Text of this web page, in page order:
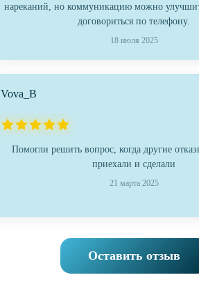
нареканий, но коммуникацию можно
договориться по телефону.
18 июля 2025
Vova_B
Помогли решить вопрос, когда другие
приехали и сделали
21 марта 2025
Оставить отзыв